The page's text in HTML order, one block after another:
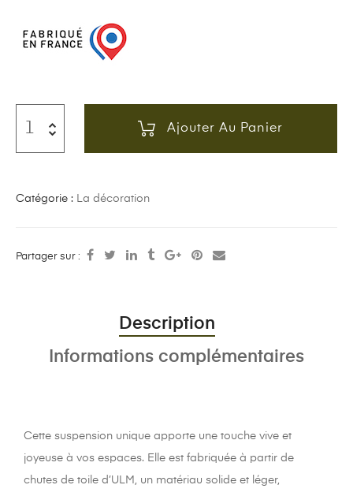
Ajouter Au Panier
Catégorie : La décoration
Partager sur :
Description
Informations complémentaires
Cette suspension unique apporte une touche vive et
joyeuse à vos espaces. Elle est fabriquée à partir de
chutes de toile d’ULM, un matériau solide et léger,